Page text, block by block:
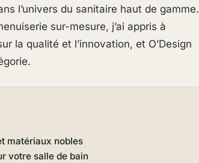
l’univers du sanitaire haut de gamme.
sur-mesure, j’ai appris à
la qualité et l’innovation, et O’Design
matériaux nobles
votre salle de bain